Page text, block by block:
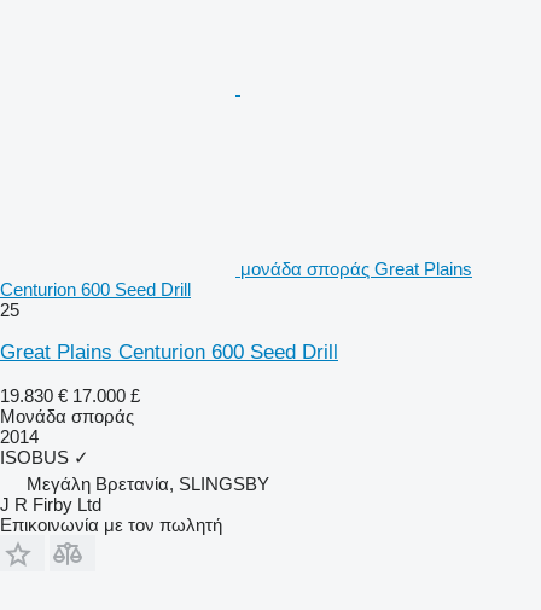
μονάδα σποράς Great Plains
Centurion 600 Seed Drill
25
Great Plains Centurion 600 Seed Drill
19.830 € 17.000 £
Μονάδα σποράς
2014
ISOBUS ✓
Μεγάλη Βρετανία, SLINGSBY
J R Firby Ltd
Επικοινωνία με τον πωλητή